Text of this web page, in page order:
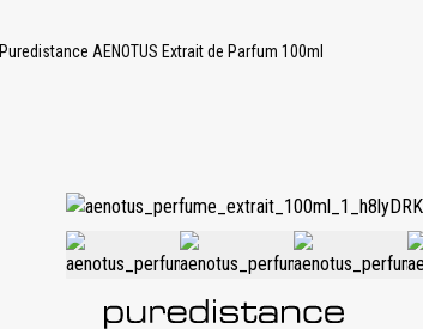
Puredistance AENOTUS Extrait de Parfum 100ml